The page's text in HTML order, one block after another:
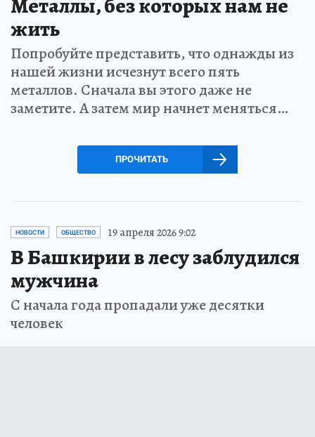
жить
Попробуйте представить, что однажды из
нашей жизни исчезнут всего пять
металлов. Сначала вы этого даже не
заметите. А затем мир начнет меняться…
ПРОЧИТАТЬ
НОВОСТИ ОБЩЕСТВО 19 апреля 2026 9:02
В Башкирии в лесу заблудился
мужчина
С начала года пропадали уже десятки
человек